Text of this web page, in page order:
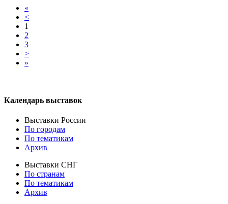
«
<
1
2
3
>
»
Календарь выставок
Выставки России
По городам
По тематикам
Архив
Выставки СНГ
По странам
По тематикам
Архив